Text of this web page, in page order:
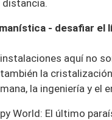
- desafiar el
aquí no
la
la ingeniería y el
World: El último